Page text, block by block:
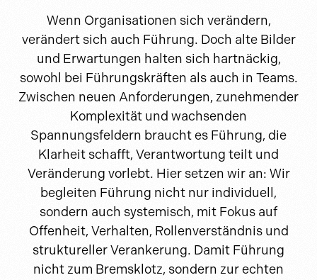
Wenn Organisationen sich verändern,
verändert sich auch Führung. Doch alte Bilder
und Erwartungen halten sich hartnäckig,
sowohl bei Führungskräften als auch in Teams.
Zwischen neuen Anforderungen, zunehmender
Komplexität und wachsenden
Spannungsfeldern braucht es Führung, die
Klarheit schafft, Verantwortung teilt und
Veränderung vorlebt. Hier setzen wir an: Wir
begleiten Führung nicht nur individuell,
sondern auch systemisch, mit Fokus auf
Offenheit, Verhalten, Rollenverständnis und
struktureller Verankerung. Damit Führung
nicht zum Bremsklotz, sondern zur echten